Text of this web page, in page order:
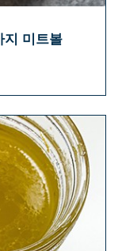
지 미트볼